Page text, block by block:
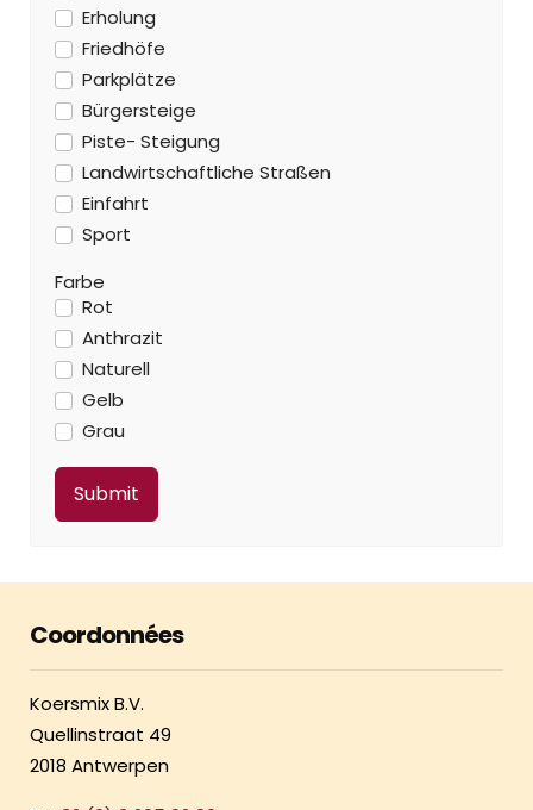
Erholung
Friedhöfe
Parkplätze
Bürgersteige
Piste- Steigung
Landwirtschaftliche Straßen
Einfahrt
Sport
Farbe
Rot
Anthrazit
Naturell
Gelb
Grau
Coordonnées
Koersmix B.V.
Quellinstraat 49
2018 Antwerpen